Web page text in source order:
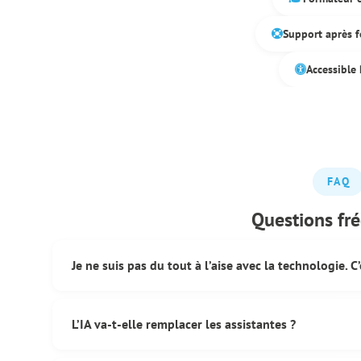
Support après
Accessible
FAQ
Questions
Je ne suis pas du tout à l’aise avec la technologie.
un email et utiliser Word, vous pouvez utiliser l’IA. On
L’IA va-t-elle remplacer les assistantes ?